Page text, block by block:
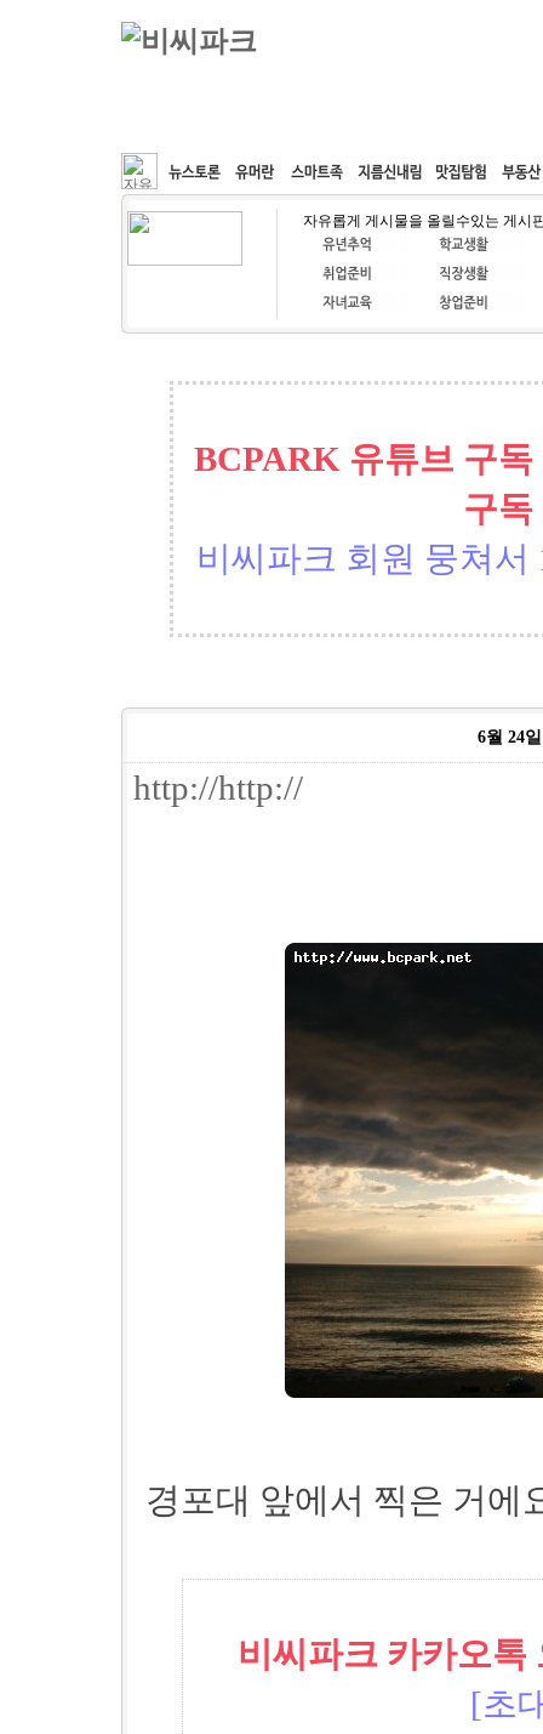
커뮤니티 속도패치 웹호스팅 공동구매
자유롭게 게시물을 올릴수있는 게시
BCPARK 유튜브 구
구독
비씨파크 회원 뭉쳐서
6월 24
http://http://
경포대 앞에서 찍은 거에
비씨파크 카카오톡
[초